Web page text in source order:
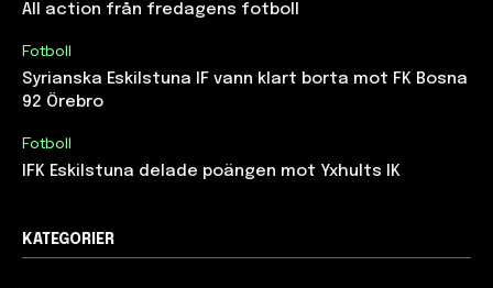
All action från fredagens fotboll
Fotboll
Syrianska Eskilstuna IF vann klart borta mot FK Bosna
92 Örebro
Fotboll
IFK Eskilstuna delade poängen mot Yxhults IK
KATEGORIER